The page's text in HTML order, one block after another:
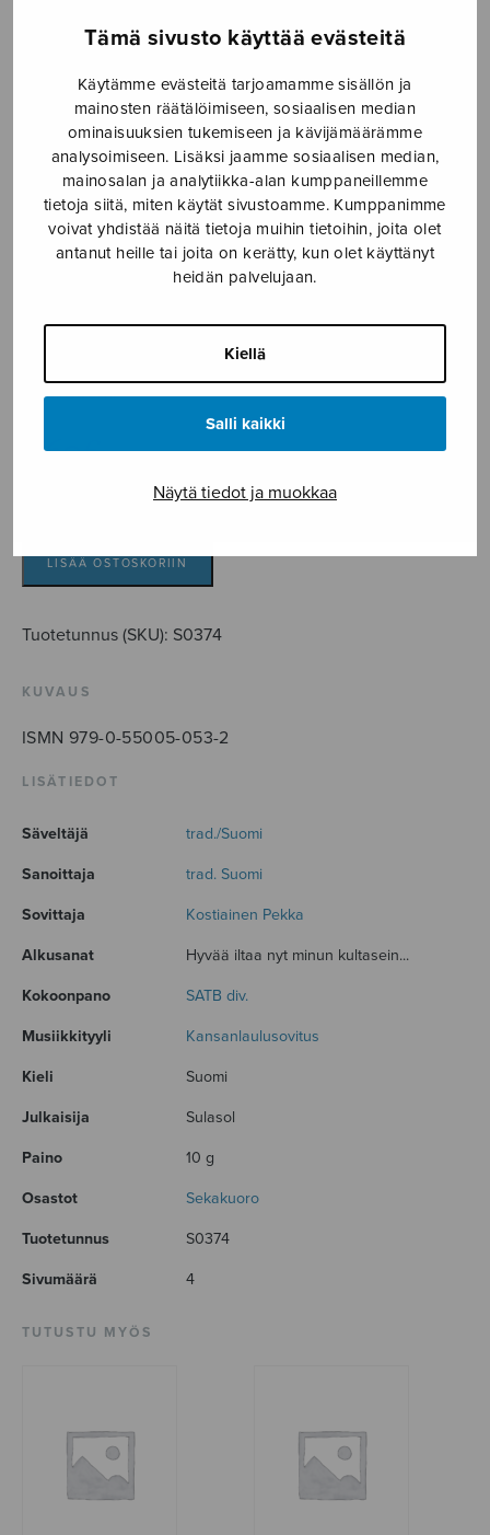
Tämä sivusto käyttää evästeitä
Käytämme evästeitä tarjoamamme sisällön ja
mainosten räätälöimiseen, sosiaalisen median
ominaisuuksien tukemiseen ja kävijämäärämme
analysoimiseen. Lisäksi jaamme sosiaalisen median,
mainosalan ja analytiikka-alan kumppaneillemme
tietoja siitä, miten käytät sivustoamme. Kumppanimme
voivat yhdistää näitä tietoja muihin tietoihin, joita olet
antanut heille tai joita on kerätty, kun olet käyttänyt
heidän palvelujaan.
Kiellä
Salli kaikki
Näytä tiedot ja muokkaa
Etusivu › Nuottikauppa › Sekakuoro › Hyvää
trad./Suomi
3,60€
kultaseni
määrä
LISÄÄ OSTOSKORIIN
Tuotetunnus (SKU): S0374
KUVAUS
ISMN 979-0-55005-053-2
LISÄTIEDOT
Säveltäjä trad./Suomi
Sanoittaja trad. Suomi
Sovittaja Kostiainen Pekka
Alkusanat Hyvää iltaa nyt minun kultasein...
Kokoonpano SATB div.
Musiikkityyli Kansanlaulusovitus
Kieli Suomi
Julkaisija Sulasol
Paino 10 g
Osastot Sekakuoro
Tuotetunnus S0374
Sivumäärä 4
TUTUSTU MYÖS